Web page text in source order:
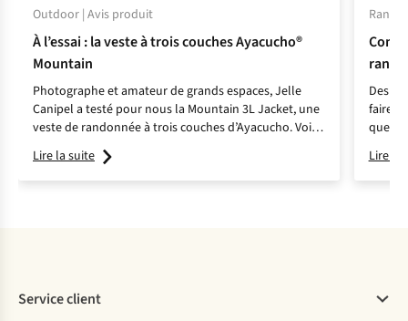
Outdoor | Avis produit
À l’essai : la veste à trois couches Ayacucho®
Mountain
Photographe et amateur de grands espaces, Jelle
Canipel a testé pour nous la Mountain 3L Jacket, une
veste de randonnée à trois couches d’Ayacucho. Voici
son avis.
Lire la suite
Des
faire
quel
opter
en
choix.
Lire la
Service client